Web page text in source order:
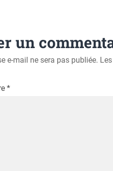
un
e-mail ne sera pas publiée.
*